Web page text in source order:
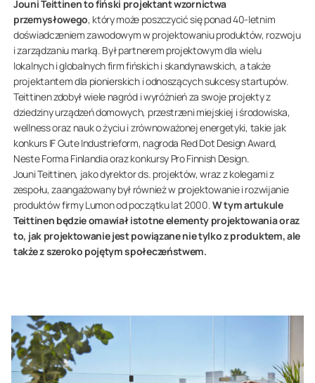
Jouni Teittinen to fiński projektant wzornictwa
przemysłowego, który może poszczycić się ponad 40-letnim
doświadczeniem zawodowym w projektowaniu produktów, rozwoju
i zarządzaniu marką. Był partnerem projektowym dla wielu
lokalnych i globalnych firm fińskich i skandynawskich, a także
projektantem dla pionierskich i odnoszących sukcesy startupów.
Teittinen zdobył wiele nagród i wyróżnień za swoje projekty z
dziedziny urządzeń domowych, przestrzeni miejskiej i środowiska,
wellness oraz nauk o życiu i zrównoważonej energetyki, takie jak
konkurs IF Gute Industrieform, nagroda Red Dot Design Award,
Neste Forma Finlandia oraz konkursy Pro Finnish Design.
Jouni Teittinen, jako dyrektor ds. projektów, wraz z kolegami z
zespołu, zaangażowany był również w projektowanie i rozwijanie
produktów firmy Lumon od początku lat 2000.W tym artukule
Teittinen będzie omawiał istotne elementy projektowania oraz
to, jak projektowanie jest powiązane nie tylko z produktem, ale
także z szeroko pojętym społeczeństwem.